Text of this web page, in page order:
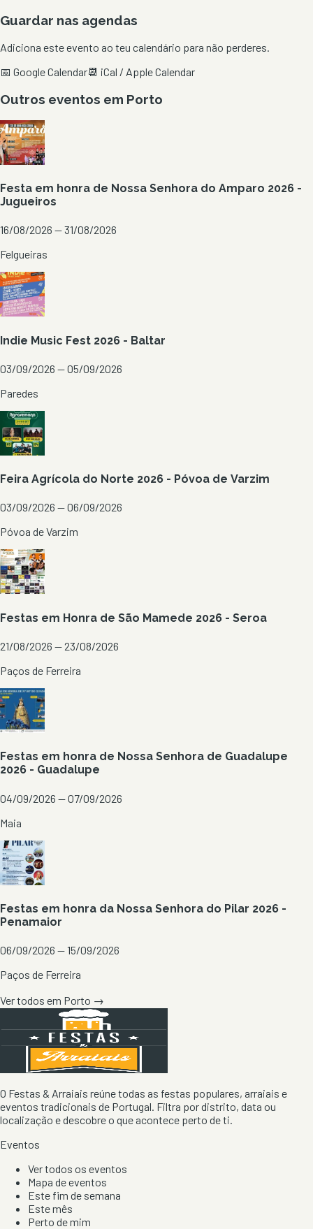
Guardar nas agendas
Adiciona este evento ao teu calendário para não perderes.
📅 Google Calendar📆 iCal / Apple Calendar
Outros eventos em Porto
Festa em honra de Nossa Senhora do Amparo 2026 -
Jugueiros
16/08/2026 — 31/08/2026
Felgueiras
Indie Music Fest 2026 - Baltar
03/09/2026 — 05/09/2026
Paredes
Feira Agrícola do Norte 2026 - Póvoa de Varzim
03/09/2026 — 06/09/2026
Póvoa de Varzim
Festas em Honra de São Mamede 2026 - Seroa
21/08/2026 — 23/08/2026
Paços de Ferreira
Festas em honra de Nossa Senhora de Guadalupe
2026 - Guadalupe
04/09/2026 — 07/09/2026
Maia
Festas em honra da Nossa Senhora do Pilar 2026 -
Penamaior
06/09/2026 — 15/09/2026
Paços de Ferreira
Ver todos em Porto →
O Festas & Arraiais reúne todas as festas populares, arraiais e
eventos tradicionais de Portugal. Filtra por distrito, data ou
localização e descobre o que acontece perto de ti.
Eventos
Ver todos os eventos
Mapa de eventos
Este fim de semana
Este mês
Perto de mim